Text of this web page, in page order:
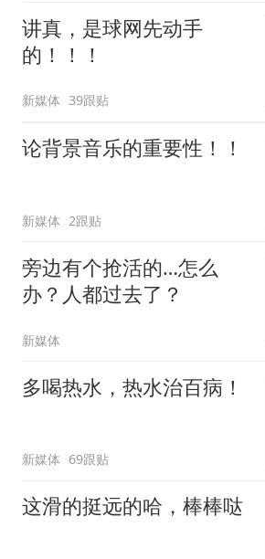
讲真，是球网先动手
的！！！
新媒体 39跟贴
论背景音乐的重要性！！
新媒体 2跟贴
旁边有个抢活的…怎么
办？人都过去了？
新媒体
多喝热水，热水治百病！
新媒体 69跟贴
这滑的挺远的哈，棒棒哒